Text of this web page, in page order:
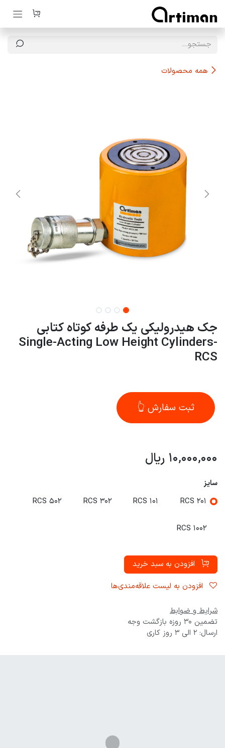
صرف نظر و مشاهده محتوا
همه محصولات
جک هیدرولیکی یک طرفه کوتاه کتابی
Single-Acting Low Height Cylinders-
RCS
ثبت سفارش 👆
10,000,000 ریال
سایز
RCS 201
RCS 101
RCS 302
RCS 502
RCS 1002
افزودن به سبد خرید
شرایط و ضوابط
تضمین 30 روزه بازگشت وجه
ارسال: 2 الی 3 روز کاری